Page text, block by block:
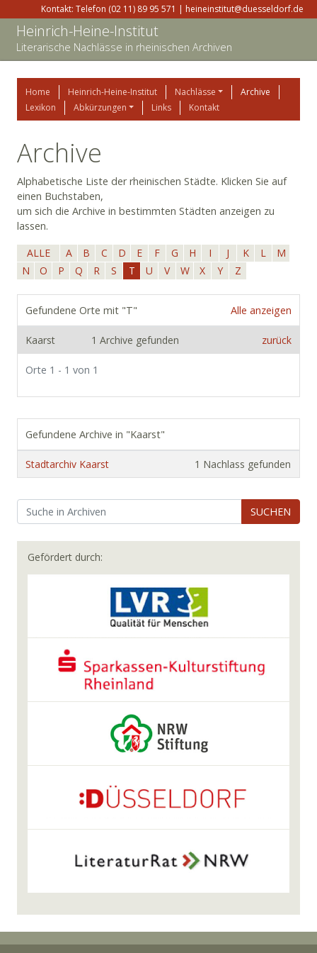
Kontakt: Telefon (02 11) 89 95 571 | heineinstitut@duesseldorf.de
Heinrich-Heine-Institut
Literarische Nachlässe in rheinischen Archiven
Home Heinrich-Heine-Institut Nachlässe
Archive
Lexikon
Abkürzungen Links Kontakt
Archive
Alphabetische Liste der rheinischen Städte. Klicken Sie auf
einen Buchstaben,
um sich die Archive in bestimmten Städten anzeigen zu
lassen.
ALLE
A B C D E F G H I J K L
M
N
O P Q R S T U V W X Y Z
Alle anzeigen
Gefundene Orte mit "T"
Kaarst 1 Archive gefunden zurück
Orte 1 - 1 von 1
Gefundene Archive in "Kaarst"
Stadtarchiv Kaarst 1 Nachlass gefunden
SUCHEN
Gefördert durch: